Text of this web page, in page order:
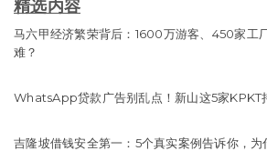
精选内容
马六甲经济繁荣背后：1600万游客、450家工
难？
WhatsApp贷款广告别乱点！新山这5家KPKT
吉隆坡借钱安全第一：5个真实案例告诉你，